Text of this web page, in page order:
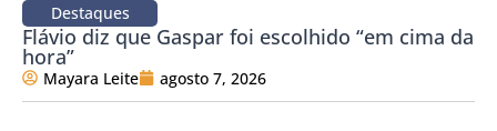
Destaques
Flávio diz que Gaspar foi escolhido “em cima da
hora”
Mayara Leite agosto 7, 2026